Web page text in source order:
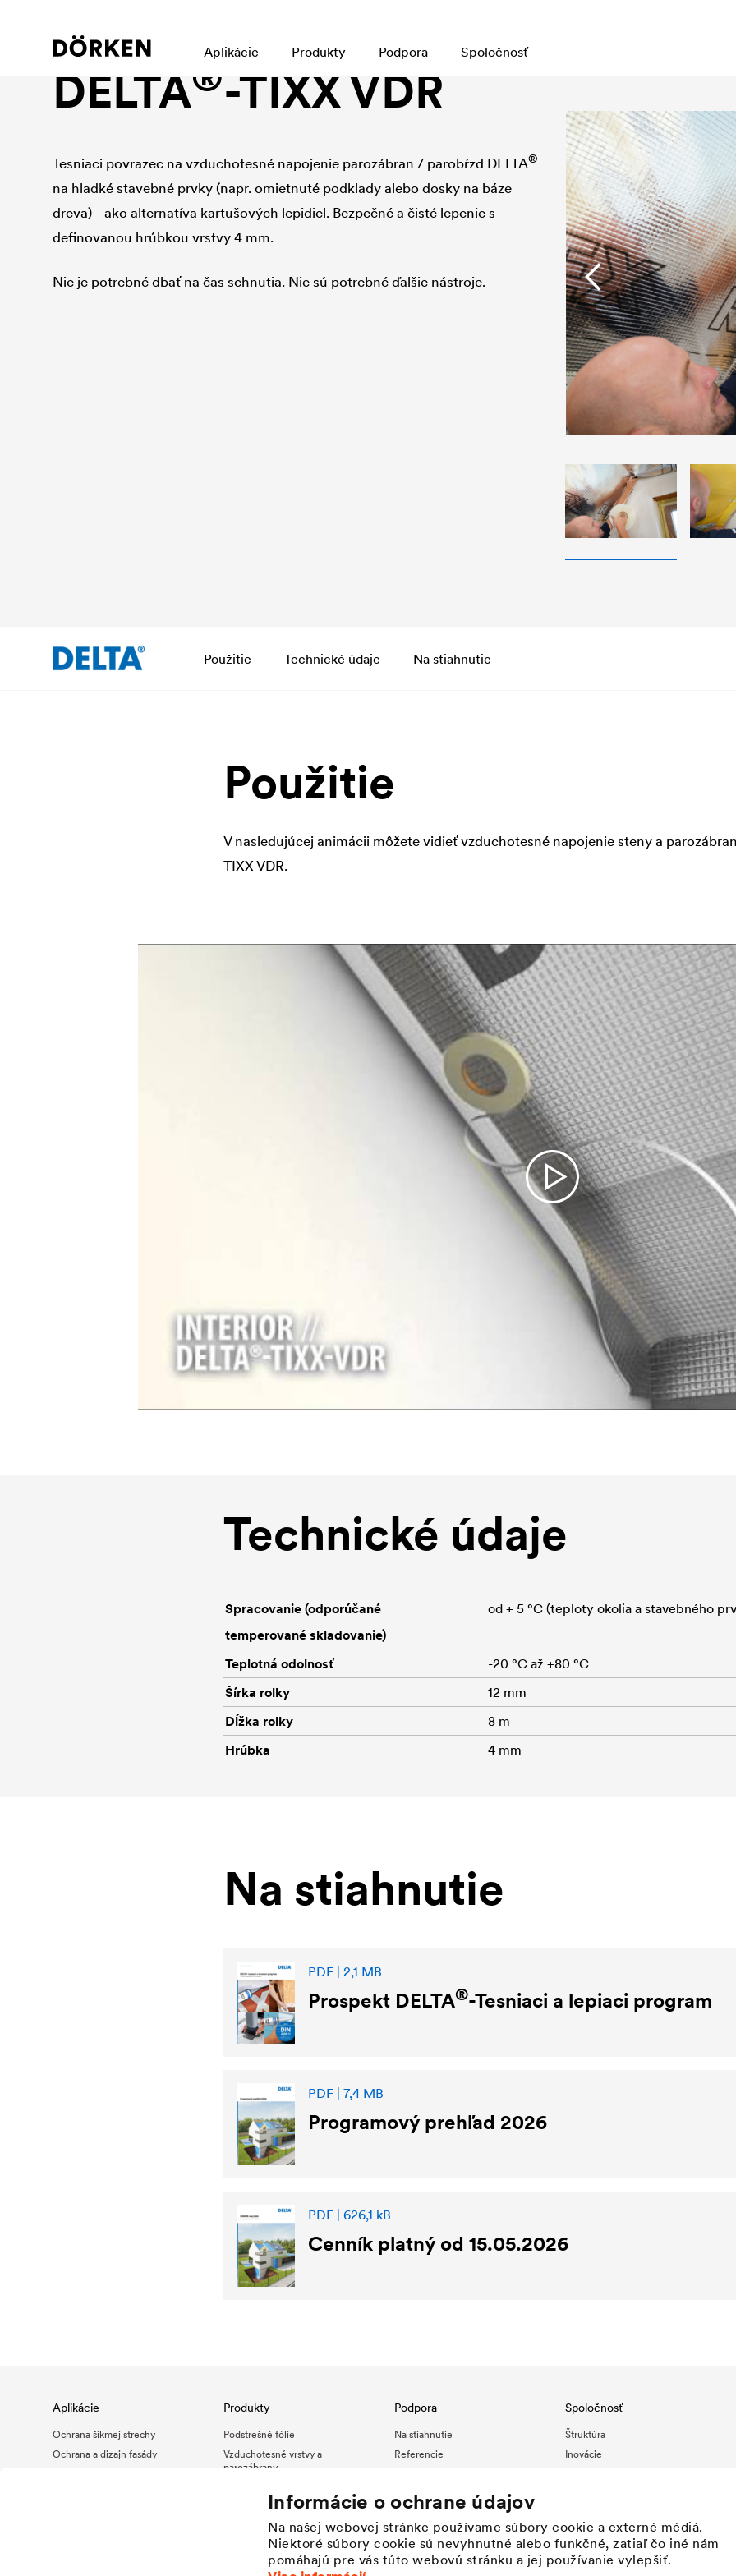
Informácie o ochrane údajov
Na našej webovej stránke používame súbory cookie a externé médiá.
Niektoré súbory cookie sú nevyhnutné alebo funkčné, zatiaľ čo iné nám
pomáhajú pre vás túto webovú stránku a jej používanie vylepšiť.
Aplikácie Produkty Podpora Spoločnosť
Tesniaci program
DELTA®-TIXX VDR
Tesniaci povrazec na vzduchotesné napojenie parozábran / parobŕzd DELTA®
na hladké stavebné prvky (napr. omietnuté podklady alebo dosky na báze
dreva) - ako alternatíva kartušových lepidiel. Bezpečné a čisté lepenie s
definovanou hrúbkou vrstvy 4 mm.
Nie je potrebné dbať na čas schnutia. Nie sú potrebné ďalšie nástroje.
Použitie Technické údaje Na stiahnutie
Použitie
V nasledujúcej animácii môžete vidieť vzduchotesné napojenie steny a
TIXX VDR.
Technické údaje
Spracovanie (odporúčané
temperované skladovanie)
od + 5 °C (teploty okolia a stavebného
Teplotná odolnosť
-20 °C až +80 °C
Šírka rolky
12 mm
Dĺžka rolky
8 m
Hrúbka
4 mm
Na stiahnutie
PDF | 2,1 MB
Prospekt DELTA®-Tesniaci a lepiaci program
PDF | 7,4 MB
Programový prehľad 2026
PDF | 626,1 kB
Cenník platný od 15.05.2026
Aplikácie
Ochrana šikmej strechy
Ochrana a dizajn fasády
Produkty
Podstrešné fólie
Vzduchotesné vrstvy a
parozábrany
Fasádne fólie pre fasády s
otvorenými škárami
Hydroakumulačné fólie
Podpora
Na stiahnutie
Referencie
Národné kontakty
Spoločnosť
Štruktúra
Inovácie
DÖRKEN ako zamestnávateľ